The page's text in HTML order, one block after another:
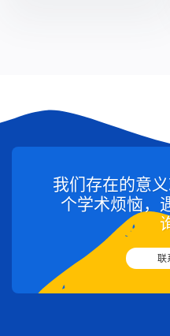
我们存在的意
个学术烦恼，
联